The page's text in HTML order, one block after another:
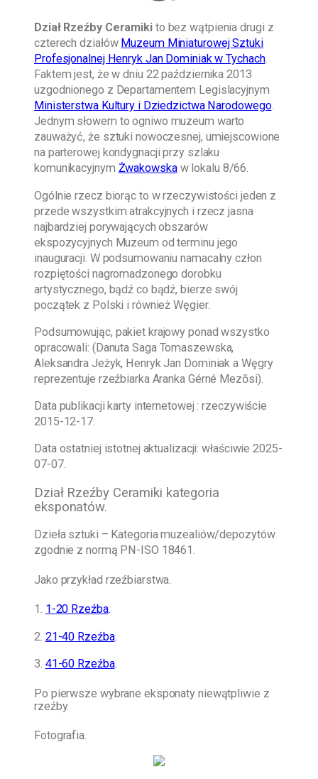
Dział Rzeźby Ceramikito bez wątpienia drugi z
czterech działów Muzeum Miniaturowej Sztuki
Profesjonalnej Henryk Jan Dominiak w Tychach.
Faktem jest, że w dniu 22 października 2013
uzgodnionego z Departamentem Legislacyjnym
Ministerstwa Kultury i Dziedzictwa Narodowego.
Jednym słowem to ogniwo muzeum warto
zauważyć, że sztuki nowoczesnej, umiejscowione
na parterowej kondygnacji przy szlaku
komunikacyjnym Żwakowskaw lokalu 8/66.
Ogólnie rzecz biorąc to w rzeczywistości jeden z
przede wszystkim atrakcyjnych i rzecz jasna
najbardziej porywających obszarów
ekspozycyjnych Muzeum od terminu jego
inauguracji. W podsumowaniu namacalny człon
rozpiętości nagromadzonego dorobku
artystycznego, bądź co bądź, bierze swój
początek z Polski i również Węgier.
Podsumowując, pakiet krajowy ponad wszystko
opracowali: (Danuta Saga Tomaszewska,
Aleksandra Jeżyk, Henryk Jan Dominiak a Węgry
reprezentuje rzeźbiarka Aranka Gérné Mezōsi).
Data publikacji karty internetowej : rzeczywiście
2015-12-17.
Data ostatniej istotnej aktualizacji: właściwie2025-
07-07.
Dział Rzeźby Ceramiki kategoria
eksponatów.
Dzieła sztuki – Kategoria muzealiów/depozytów
zgodnie z normą PN-ISO 18461.
Jako przykład rzeźbiarstwa.
1. 1-20 Rzeźba.
2. 21-40 Rzeźba.
3. 41-60 Rzeźba.
Po pierwsze wybrane eksponaty niewątpliwie z
rzeźby.
Fotografia.